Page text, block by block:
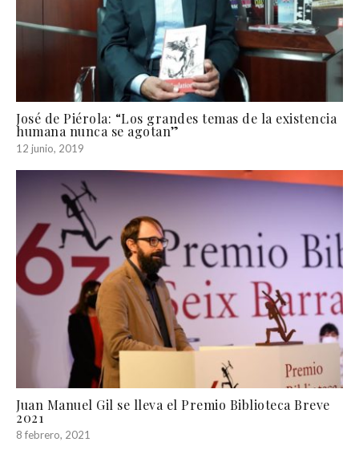
José de Piérola: “Los grandes temas de la existencia
humana nunca se agotan”
12 junio, 2019
Juan Manuel Gil se lleva el Premio Biblioteca Breve
2021
8 febrero, 2021